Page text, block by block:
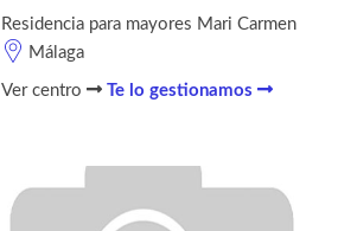
Residencia para mayores Mari Carmen
Málaga
Ver centro Te lo gestionamos